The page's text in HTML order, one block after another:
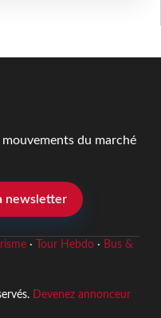
du marché
newsletter
· Tour Hebdo· Bus &
Devenez annonceur